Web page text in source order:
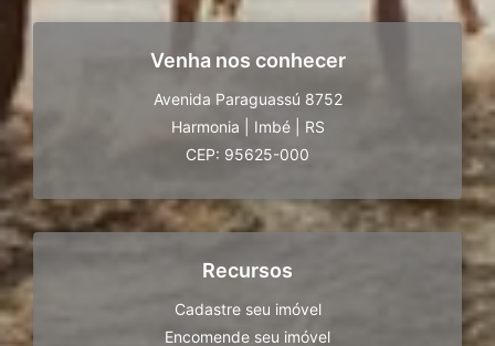
Venha nos conhecer
Avenida Paraguassú 8752
Harmonia
Imbé
RS
CEP: 95625-000
Recursos
Cadastre seu imóvel
Encomende seu imóvel